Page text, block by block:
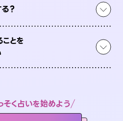
？
とを
そく占いを始めよう